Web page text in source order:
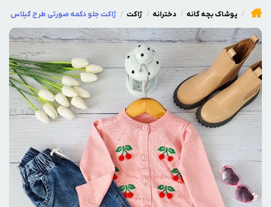
پوشاک بچه گانه دخترانه ژاکت ژاکت جلو دکمه صورتی طرح گیلاس